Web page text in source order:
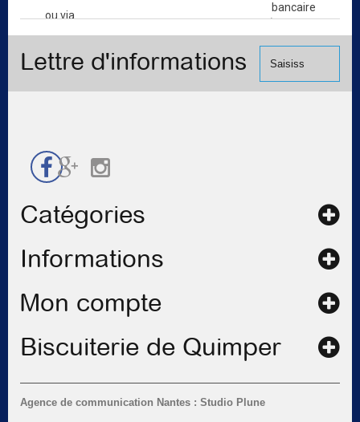
ou via
de
bancaire
(Mastercard,
Visa, ...) et
Lettre d'informations
Catégories
Informations
Agence de communication Nantes : Studio Plune
Mon compte
Biscuiterie de Quimper